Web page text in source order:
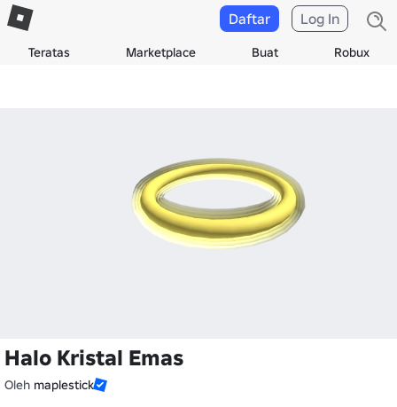
Teratas Marketplace Buat Robux
Daftar Log In
Halo Kristal Emas
Oleh maplestick